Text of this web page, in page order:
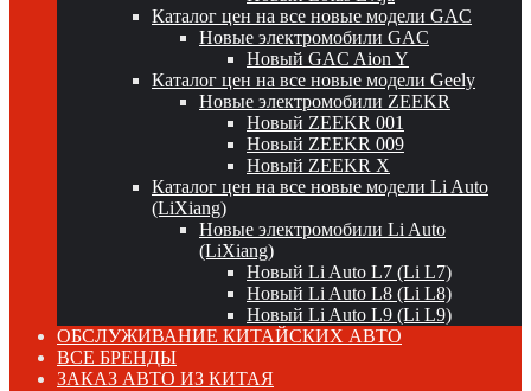
Каталог цен на все новые модели GAC
Новые электромобили GAC
Новый GAC Aion Y
Каталог цен на все новые модели Geely
Новые электромобили ZEEKR
Новый ZEEKR 001
Новый ZEEKR 009
Новый ZEEKR X
Каталог цен на все новые модели Li Auto
(LiXiang)
Новые электромобили Li Auto
(LiXiang)
Новый Li Auto L7 (Li L7)
Новый Li Auto L8 (Li L8)
Новый Li Auto L9 (Li L9)
ОБСЛУЖИВАНИЕ КИТАЙСКИХ АВТО
ВСЕ БРЕНДЫ
ЗАКАЗ АВТО ИЗ КИТАЯ